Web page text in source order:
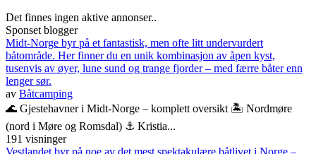
Det finnes ingen aktive annonser..
Sponset blogger
Midt-Norge byr på et fantastisk, men ofte litt undervurdert
båtområde. Her finner du en unik kombinasjon av åpen kyst,
tusenvis av øyer, lune sund og trange fjorder – med færre båter enn
lenger sør.
av Båtcamping
🌊 Gjestehavner i Midt-Norge – komplett oversikt 🏝️ Nordmøre
(nord i Møre og Romsdal) ⚓ Kristia...
191 visninger
Vestlandet byr på noe av det mest spektakulære båtlivet i Norge –